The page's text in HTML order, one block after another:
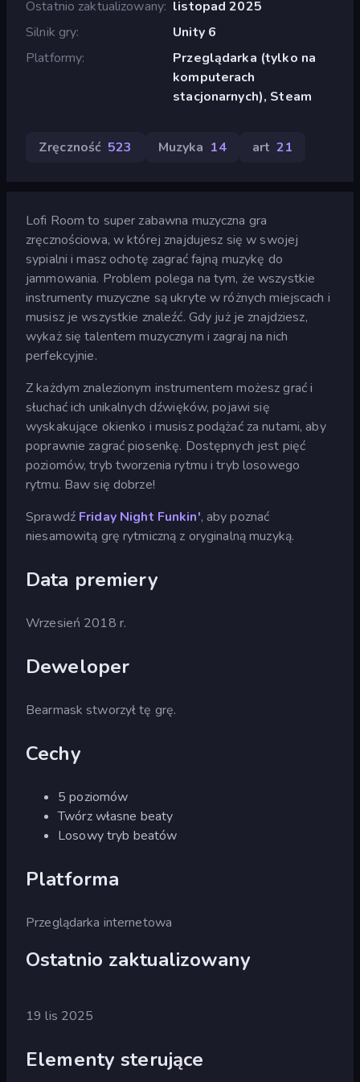
Ostatnio zaktualizowany listopad 2025
Silnik gry
Unity 6
Platformy
Przeglądarka (tylko na
komputerach
stacjonarnych), Steam
Zręczność 523 Muzyka 14 art 21
Lofi Room to super zabawna muzyczna gra
zręcznościowa, w której znajdujesz się w swojej
sypialni i masz ochotę zagrać fajną muzykę do
jammowania. Problem polega na tym, że wszystkie
instrumenty muzyczne są ukryte w różnych miejscach i
musisz je wszystkie znaleźć. Gdy już je znajdziesz,
wykaż się talentem muzycznym i zagraj na nich
perfekcyjnie.
Z każdym znalezionym instrumentem możesz grać i
słuchać ich unikalnych dźwięków, pojawi się
wyskakujące okienko i musisz podążać za nutami, aby
poprawnie zagrać piosenkę. Dostępnych jest pięć
poziomów, tryb tworzenia rytmu i tryb losowego
rytmu. Baw się dobrze!
Sprawdź Friday Night Funkin', aby poznać
niesamowitą grę rytmiczną z oryginalną muzyką.
Data premiery
Wrzesień 2018 r.
Deweloper
Bearmask stworzył tę grę.
Cechy
5 poziomów
Twórz własne beaty
Losowy tryb beatów
Platforma
Przeglądarka internetowa
Ostatnio zaktualizowany
19 lis 2025
Elementy sterujące